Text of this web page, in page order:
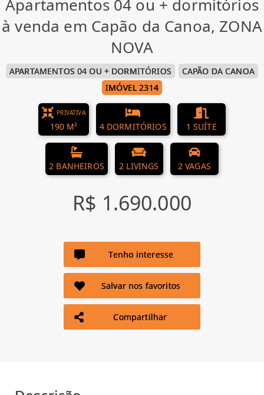
Apartamentos 04 ou + dormitórios
à venda em Capão da Canoa, ZONA
NOVA
APARTAMENTOS 04 OU + DORMITÓRIOS
CAPÃO DA CANOA
IMÓVEL 2314
PRIVATIVA
190 M² 4 DORMITÓRIOS 1 SUÍTE
2 BANHEIROS 2 LIVINGS 2 VAGAS
R$ 1.690.000
Tenho interesse
Salvar nos favoritos
Compartilhar